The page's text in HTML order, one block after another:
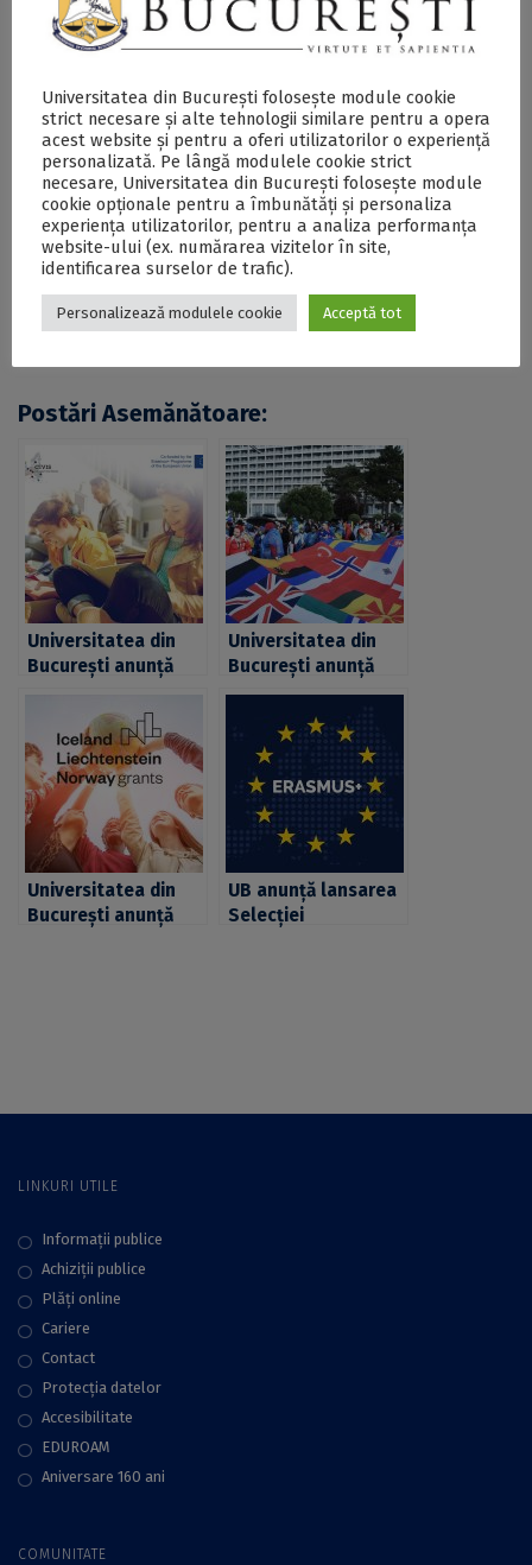
Universitaet Tübingen pot fi accesateaicisau solicitate
de la Biroul Erasmus+ al Universității din București la
SECŢIUNE ACCESIBILIZATĂ PENTRU
PERSOANELE CU DIZABILITĂŢI DE VEDERE
Lansarea selecției pentru două mobilități de studii
scholarship for CIVIS Partners în cadrul Eberhard
Karls Universitaet Tübingen - DOCX
Postări Asemănătoare:
Universitatea din
București anunță
centralizate pentru
mobilități de studii
Erasmus+ CIVIS
pentru semestrul I
al anului academic
2022-2023
Universitatea din
București anunță
lansarea selecției
pentru mobilități de
studiu Erasmus în
cadrul
universităților
partenere CIVIS
Universitatea din
București anunță
UB anunță lansarea
Selecției
LINKURI UTILE
Informații publice
Achiziții publice
Plăţi online
Cariere
Contact
Protecţia datelor
Accesibilitate
EDUROAM
Aniversare 160 ani
COMUNITATE
Universitatea din București folosește module cookie
strict necesare și alte tehnologii similare pentru a opera
acest website și pentru a oferi utilizatorilor o experiență
personalizată. Pe lângă modulele cookie strict
necesare, Universitatea din București folosește module
cookie opționale pentru a îmbunătăți și personaliza
experiența utilizatorilor, pentru a analiza performanța
website-ului (ex. numărarea vizitelor în site,
identificarea surselor de trafic).
Personalizează modulele cookie Acceptă tot